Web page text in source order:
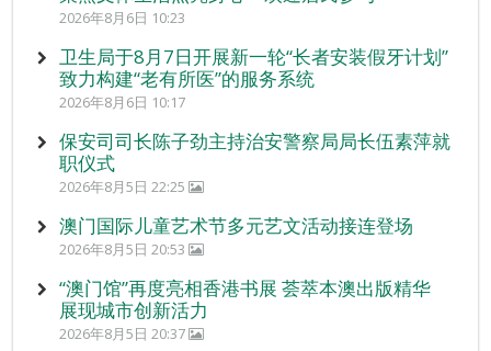
2026年8月6日 10:23
卫生局于8月7日开展新一轮“长者安装假牙计划”
致力构建“老有所医”的服务系统
2026年8月6日 10:17
保安司司长陈子劲主持治安警察局局长伍素萍就
职仪式
2026年8月5日 22:25
澳门国际儿童艺术节多元艺文活动接连登场
2026年8月5日 20:53
“澳门馆”再度亮相香港书展 荟萃本澳出版精华
展现城市创新活力
2026年8月5日 20:37